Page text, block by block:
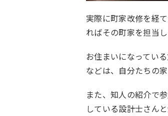
実際に町家改修を経
ればその町家を担当
お住まいになってい
などは、自分たちの
また、知人の紹介で
している設計士さん